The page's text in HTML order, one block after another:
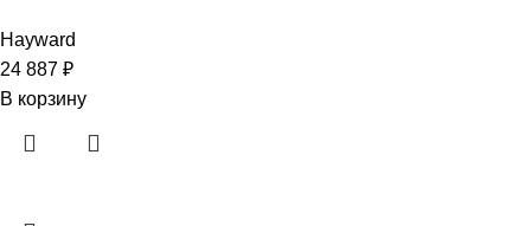
Hayward
24 887 ₽
В корзину